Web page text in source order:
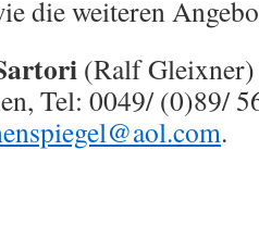
die weiteren
(Ralf
Tel: 0049/ (0)89/
.